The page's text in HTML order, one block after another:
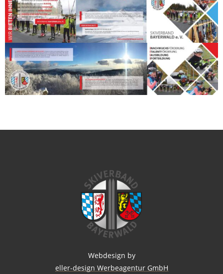
Webdesign by
eller-design Werbeagentur GmbH